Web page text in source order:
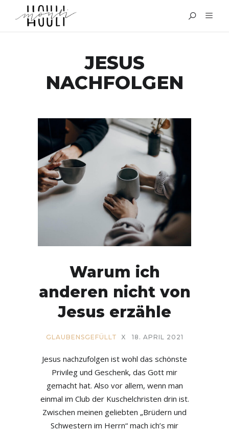
JESUS
NACHFOLGEN
Warum ich
anderen nicht von
Jesus erzähle
GLAUBENSGEFÜLLT X 18. APRIL 2021
Jesus nachzufolgen ist wohl das schönste
Privileg und Geschenk, das Gott mir
gemacht hat. Also vor allem, wenn man
einmal im Club der Kuschelchristen drin ist.
Zwischen meinen geliebten „Brüdern und
Schwestern im Herrn“ mach ich’s mir